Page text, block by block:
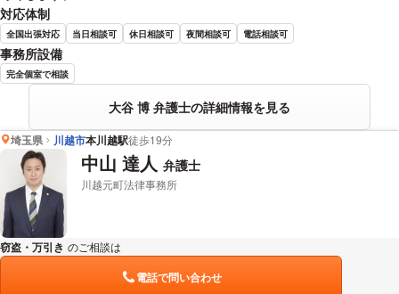
対応体制
全国出張対応 当日相談可 休日相談可 夜間相談可 電話相談可
事務所設備
完全個室で相談
大谷 博 弁護士の詳細情報を見る
埼玉県 川越市本川越駅徒歩19分
中山 達人 弁護士
川越元町法律事務所
窃盗・万引き のご相談は
電話で問い合わせ